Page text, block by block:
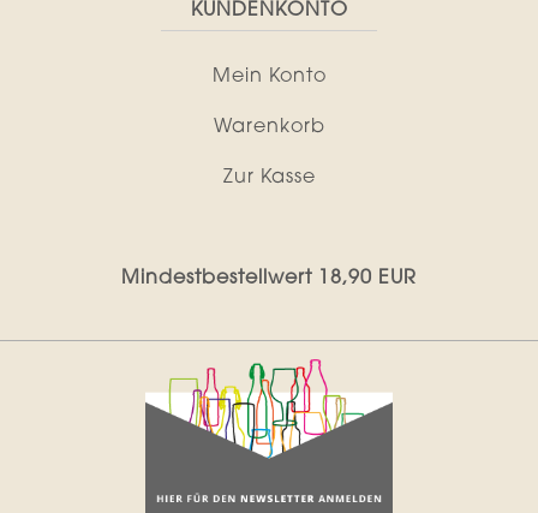
KUNDENKONTO
Mein Konto
Warenkorb
Zur Kasse
Mindestbestellwert 18,90 EUR